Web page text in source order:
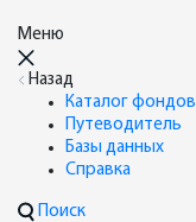
Меню
Назад
Каталог фондов
Путеводитель
Базы данных
Справка
Поиск